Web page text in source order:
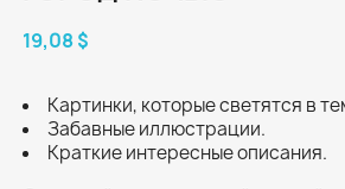
19,08 $
Картинки, которые светятся в
Забавные иллюстрации.
Краткие интересные описания.